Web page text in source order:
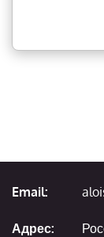
Email:
Адрес: